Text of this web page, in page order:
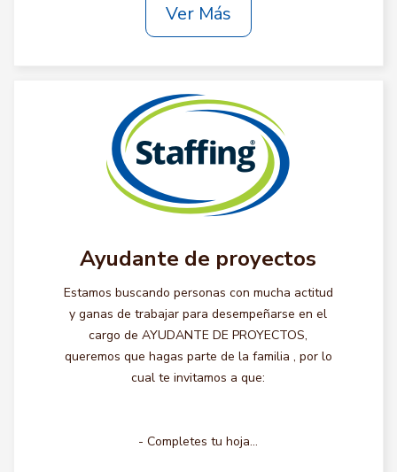
Ver Más
Ayudante de proyectos
Estamos buscando personas con mucha actitud
y ganas de trabajar para desempeñarse en el
cargo de AYUDANTE DE PROYECTOS,
queremos que hagas parte de la familia , por lo
cual te invitamos a que:
- Completes tu hoja...